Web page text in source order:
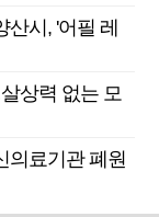
시, '어필 레
상력 없는 모
의료기관 폐원